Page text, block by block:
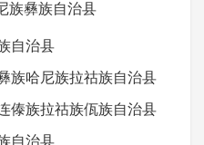
族彝族自治县
自治县
族哈尼族拉祜族自治县
傣族拉祜族佤族自治县
自治县